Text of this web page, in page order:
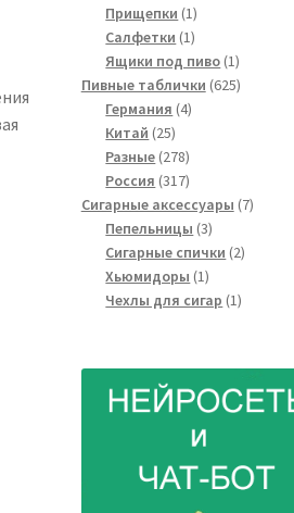
Прищепки 11
товар
Салфетки 11
товар
Ящики под пиво 11
товар
Пивные таблички 625625
Германия 44
Китай 2525
товаров
Разные 278278
товаров
Россия 317317
товаров
Сигарные аксессуары 77
Пепельницы 33
товара
Сигарные спички 22
Хьюмидоры 11
товар
Чехлы для сигар 11